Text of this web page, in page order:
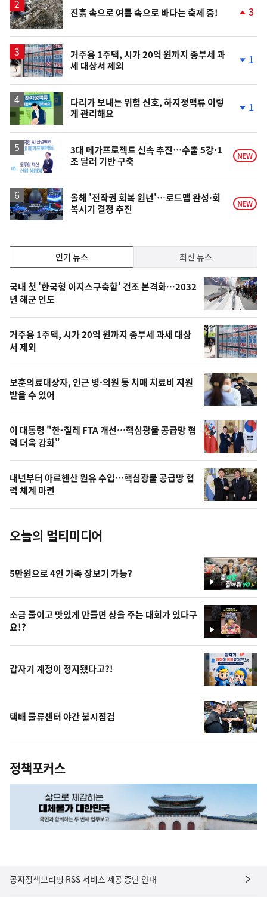
진흙 속으로 여름 속으로 바다는 축제 중!
상
3
거주용 1주택, 시가 20억 원까지 종부세 과
세 대상서 제외
하
1
다리가 보내는 위험 신호, 하지정맥류 이렇
게 관리해요
하
락
1
3대 메가프로젝트 신속 추진…수출 5강·1
조 달러 기반 구축
NEW
올해 '전작권 회복 원년'…로드맵 완성·회
복시기 결정 추진
NEW
기,
최
신,
오
늘
의
영
상
오
늘
의
사
진
인기 뉴스 최신 뉴스
기
뉴
스
국내 첫 '한국형 이지스구축함' 건조 본격화…2032
년 해군 인도
거주용 1주택, 시가 20억 원까지 종부세 과세 대상
서 제외
보훈의료대상자, 인근 병·의원 등 치매 치료비 지원
받을 수 있어
이 대통령 "한-칠레 FTA 개선…핵심광물 공급망 협
력 더욱 강화"
내년부터 아르헨산 원유 수입…핵심광물 공급망 협
력 체계 마련
오늘의 멀티미디어
영
상
5만원으로 4인 가족 장보기 가능?
영
상
소금 줄이고 맛있게 만들면 상을 주는 대회가 있다구
요!?
갑자기 계정이 정지됐다고?!
택배 물류센터 야간 불시점검
정책포커스
공지정책브리핑 RSS 서비스 제공 중단 안내